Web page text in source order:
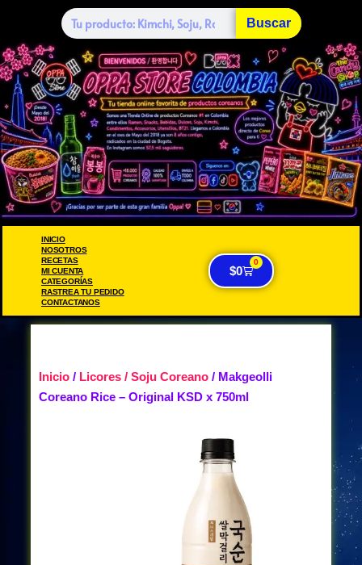
Buscar
INICIO
NOSOTROS
RECETAS
MI CUENTA
CATEGORÍAS
RASTREA TU PEDIDO
CONTACTANOS
$0
0
Inicio / Licores / Soju Coreano / Makgeolli
Coreano Rice – Original KSD x 750ml